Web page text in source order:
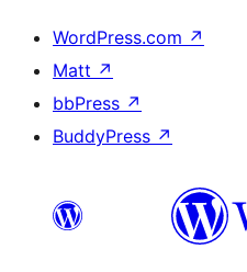
WordPress.com ↗
Matt ↗
bbPress ↗
BuddyPress ↗